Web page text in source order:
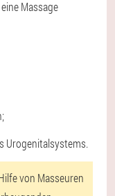
Massage
Urogenitalsystems.
von Masseuren